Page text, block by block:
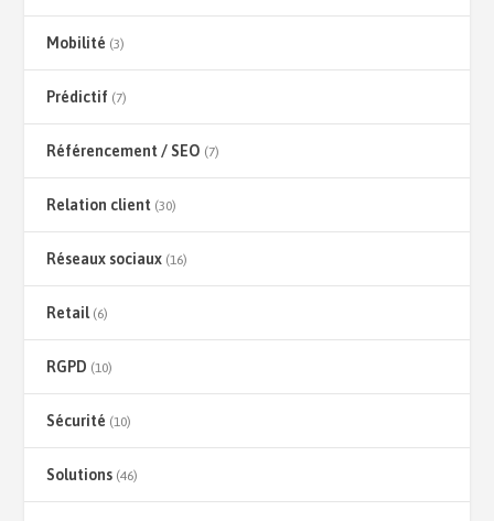
Mobilité (3)
Prédictif (7)
Référencement / SEO (7)
Relation client (30)
Réseaux sociaux (16)
Retail(6)
RGPD (10)
Sécurité (10)
Solutions (46)